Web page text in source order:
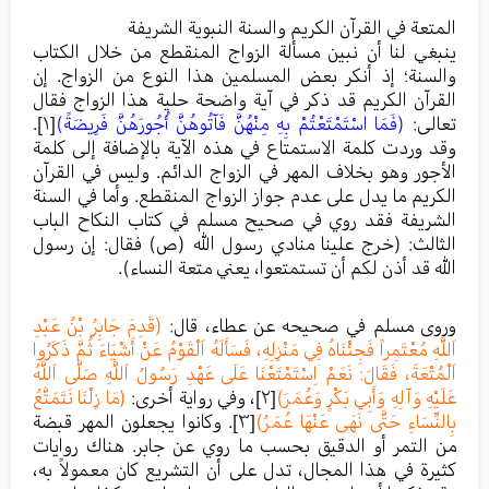
المتعة في القرآن الكريم والسنة النبوية الشريفة
ينبغي لنا أن نبين مسألة الزواج المنقطع من خلال الكتاب
والسنة؛ إذ أنكر بعض المسلمين هذا النوع من الزواج. إن
القرآن الكريم قد ذكر في آية واضحة حلية هذا الزواج فقال
تعالى: (فَمَا اسْتَمْتَعْتُمْ بِهِ مِنْهُنَّ فَآتُوهُنَّ أُجُورَهُنَّ فَرِيضَةً)[١] .
وقد وردت كلمة الاستمتاع في هذه الآية بالإضافة إلى كلمة
الأجور وهو بخلاف المهر في الزواج الدائم. وليس في القرآن
الكريم ما يدل على عدم جواز الزواج المنقطع. وأما في السنة
الشريفة فقد روي في صحيح مسلم في كتاب النكاح الباب
الثالث: (خرج علينا منادي رسول الله (ص) فقال: إن رسول
الله قد أذن لكم أن تستمتعوا، يعني متعة النساء).
وروى مسلم في صحيحه عن عطاء، قال: (قَدِمَ جَابِرُ بْنُ عَبْدِ
اَللَّهِ مُعْتَمِراً فَجِئْنَاهُ فِي مَنْزِلِهِ، فَسَأَلَهُ اَلْقَوْمُ عَنْ أَشْيَاءَ ثُمَّ ذَكَرُوا
اَلْمُتْعَةَ، فَقَالَ: نَعَمْ اِسْتَمْتَعْنَا عَلَى عَهْدِ رَسُولُ اَللَّهِ صَلَّى اَللَّهُ
عَلَيْهِ وَآلِهِ وَأَبِي بَكْرٍ وَعُمَرَ)[٢] ، وفي رواية أخرى: (مَا زِلْنَا نَتَمَتَّعُ
بِالنِّسَاءِ حَتَّى نَهَى عَنْهَا عُمَرُ)[٣]
. وكانوا يجعلون المهر قبضة
من التمر أو الدقيق بحسب ما روي عن جابر. هناك روايات
كثيرة في هذا المجال، تدل على أن التشريع كان معمولاً به،